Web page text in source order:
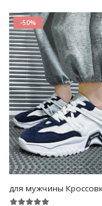
-50%